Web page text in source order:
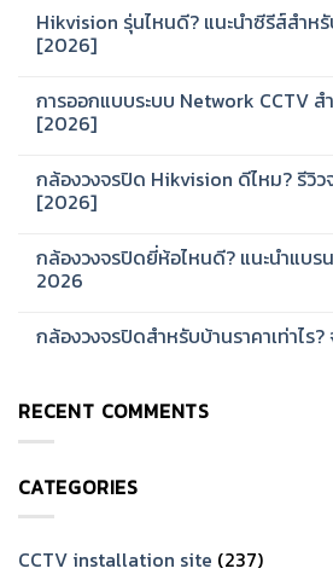
Hikvision รุ่นไหนดี? แนะนำซีรีส์สำห
[2026]
on
Hikvision
รุ่น
แนะนำ
ซี
รีส์
และ
ออฟฟิศ
[2026]
การออกแบบระบบ Network CCTV
[2026]
on
การ
ออกแบบ
CCTV
สำหรับ
โรงงาน
[2026]
กล้องวงจรปิด Hikvision ดีไหม? รีวิว
[2026]
on
กล้อง
วงจรปิด
ไหม?
ใช้
งาน
[2026]
กล้องวงจรปิดยี่ห้อไหนดี? แนะนำแบร
2026
on
ไหน
ดี?
แบรนด์
ทน
และ
ถือ
ปี
2026
กล้องวงจรปิดสำหรับบ้านราคาเท่าไร
กล้อง
วงจรปิด
สำหรับ
เท่าไร?
Set
ตรง
โจทย์
RECENT COMMENTS
CATEGORIES
CCTV installation site (237)